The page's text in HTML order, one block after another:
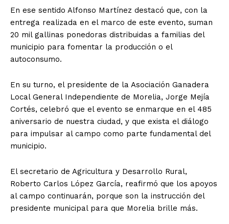
En ese sentido Alfonso Martínez destacó que, con la
entrega realizada en el marco de este evento, suman
20 mil gallinas ponedoras distribuidas a familias del
municipio para fomentar la producción o el
autoconsumo.
En su turno, el presidente de la Asociación Ganadera
Local General Independiente de Morelia, Jorge Mejía
Cortés, celebró que el evento se enmarque en el 485
aniversario de nuestra ciudad, y que exista el diálogo
para impulsar al campo como parte fundamental del
municipio.
El secretario de Agricultura y Desarrollo Rural,
Roberto Carlos López García, reafirmó que los apoyos
al campo continuarán, porque son la instrucción del
presidente municipal para que Morelia brille más.